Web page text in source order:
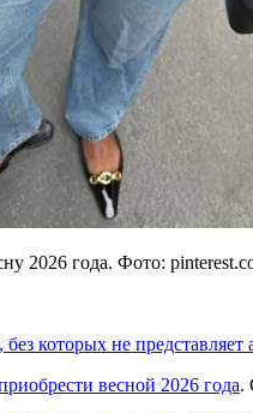
2026 года. Фото:
без которых не
весной 2026 года.